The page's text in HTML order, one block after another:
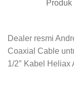
Produk
Dealer resmi
Coaxial Cable
1/2″ Kabel Heliax